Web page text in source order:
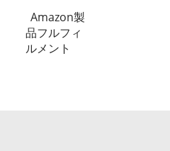
Amazon製
品フルフィ
ルメント